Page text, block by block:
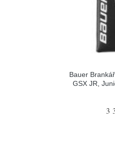
Bauer
GSX JR,
3